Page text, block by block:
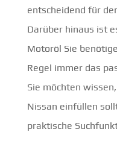
entscheidend für
Darüber hinaus ist
Motoröl Sie
Regel immer das
Sie möchten
Nissan einfüllen
praktische